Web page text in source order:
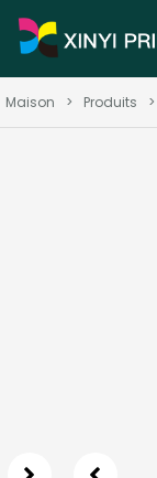
Maison > Produits >